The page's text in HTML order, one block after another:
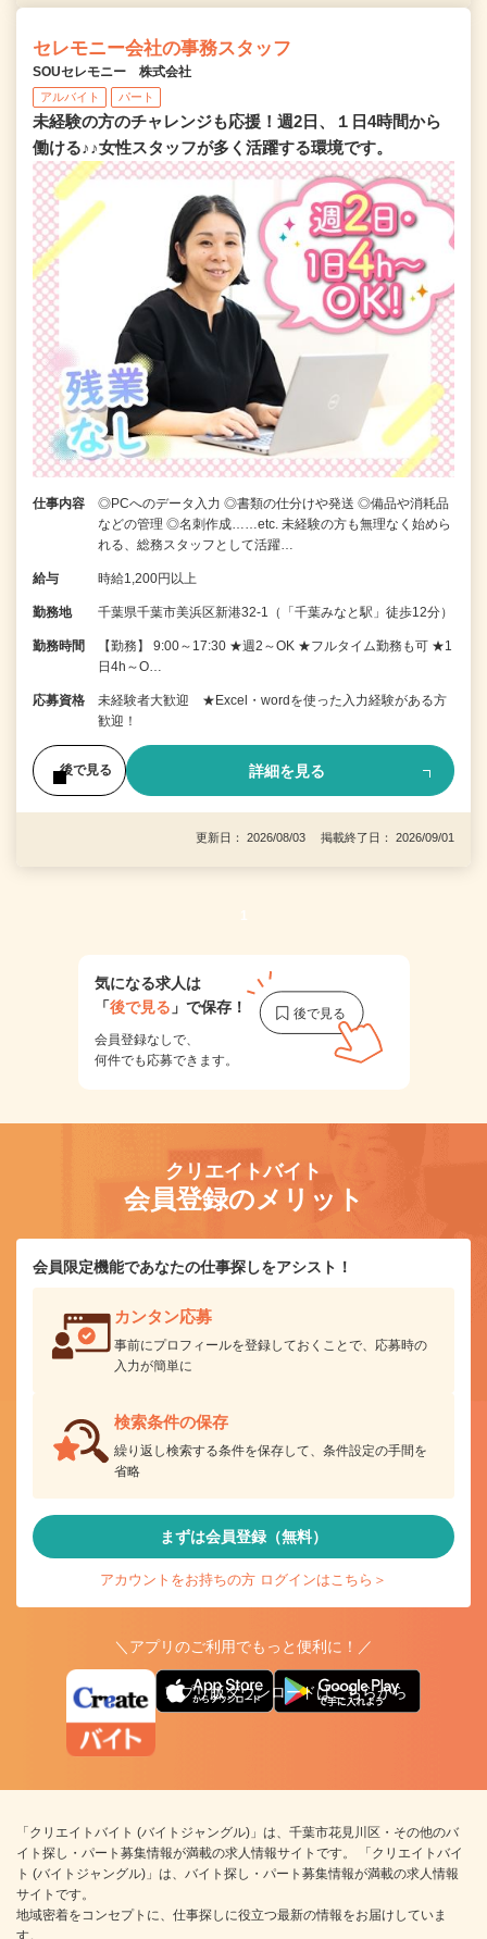
セレモニー会社の事務スタッフ
SOUセレモニー 株式会社
アルバイト パート
未経験の方のチャレンジも応援！週2日、１日4時間から
働ける♪♪女性スタッフが多く活躍する環境です。
仕事内容
◎PCへのデータ入力 ◎書類の仕分けや発送 ◎備品や消耗品
などの管理 ◎名刺作成……etc. 未経験の方も無理なく始めら
れる、総務スタッフとして活躍…
給与 時給1,200円以上
勤務地 千葉県千葉市美浜区新港32-1（「千葉みなと駅」徒歩12分）
勤務時間
【勤務】 9:00～17:30 ★週2～OK ★フルタイム勤務も可 ★1
日4h～O…
応募資格
未経験者大歓迎 ★Excel・wordを使った入力経験がある方
歓迎！
後で見る 詳細を見る
更新日： 2026/08/03 掲載終了日： 2026/09/01
1
気になる求人は
「後で見る 」で保存！
会員登録なしで、
何件でも応募できます。
クリエイトバイト
会員登録のメリット
会員限定機能であなたの仕事探しをアシスト！
カンタン応募
事前にプロフィールを登録しておくことで、応募時の
入力が簡単に
検索条件の保存
繰り返し検索する条件を保存して、条件設定の手間を
省略
まずは会員登録（無料）
アカウントをお持ちの方 ログインはこちら＞
＼アプリのご利用でもっと便利に！／
アプリ版ダウンロードはこちらから
「クリエイトバイト (バイトジャングル)」は、千葉市花見川区・その他のバ
イト探し・パート募集情報が満載の求人情報サイトです。 「クリエイトバイ
ト (バイトジャングル)」は、バイト探し・パート募集情報が満載の求人情報
サイトです。
地域密着をコンセプトに、仕事探しに役立つ最新の情報をお届けしていま
す。